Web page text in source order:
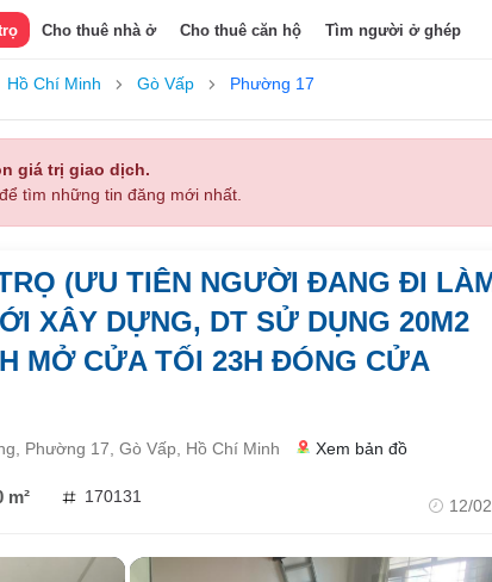
Cho thuê nhà ở Cho thuê căn hộ Tìm người ở ghép
Hồ Chí Minh Gò Vấp Phường 17
giá trị giao dịch.
tìm những tin đăng mới nhất.
(ƯU TIÊN NGƯỜI ĐANG ĐI
XÂY DỰNG, DT SỬ DỤNG 20M2
MỞ CỬA TỐI 23H ĐÓNG CỬA
Phường 17, Gò Vấp, Hồ Chí Minh Xem bản đồ
m² 170131 12/